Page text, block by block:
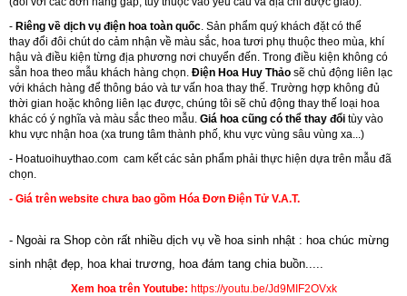
- Riêng về dịch vụ điện hoa toàn quốc. Sản phẩm quý khách đặt có thể
thay đổi đôi chút do cảm nhận về màu sắc, hoa tươi phụ thuộc theo mùa, khí
hậu và điều kiện từng địa phương nơi chuyển đến. Trong điều kiện không có
sẵn hoa theo mẫu khách hàng chọn. Điện Hoa Huy Thảo sẽ chủ động liên lạc
với khách hàng để thông báo và tư vấn hoa thay thế. Trường hợp không đủ
thời gian hoặc không liên lạc được, chúng tôi sẽ chủ động thay thế loại hoa
khác có ý nghĩa và màu sắc theo mẫu. Giá hoa cũng có thể thay đổi tùy vào
khu vực nhận hoa (xa trung tâm thành phố, khu vực vùng sâu vùng xa...)
- Hoatuoihuythao.com cam kết các sản phẩm phải thực hiện dựa trên mẫu đã
chọn.
- Giá trên website chưa bao gồm Hóa Đơn Điện Tử V.A.T.
- Ngoài ra Shop còn rất nhiều dịch vụ về hoa sinh nhật : hoa chúc mừng
sinh nhật đẹp, hoa khai trương, hoa đám tang chia buồn.....
Xem hoa trên Youtube: https://youtu.be/Jd9MIF2OVxk